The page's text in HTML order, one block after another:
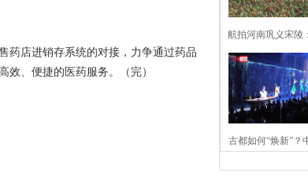
店进销存系统的对接，力争通过药品
效、便捷的医药服务。（完）
航拍河南巩义宋陵
时节高粱红
古都如何“焕新”？